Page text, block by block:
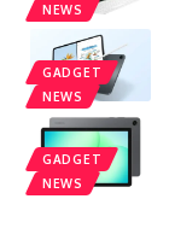
NEWS
GADGET
NEWS
GADGET
NEWS